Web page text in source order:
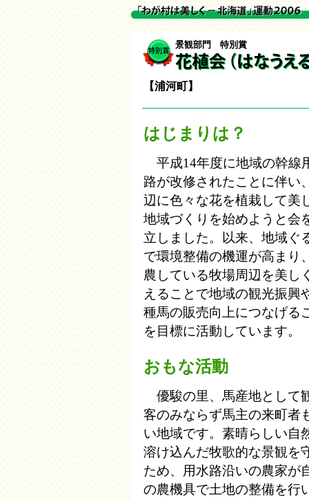
景観部門 特別賞
【浦河町】
はじまりは？
平成14年度に地域の幹線
路が改修されたことに伴い
辺に色々な花を植栽して美
地域づくりを始めようと会
立しました。以来、地域ぐ
で環境整備の機運が高まり
農している牧場周辺を美し
えることで地域の観光振興
種馬の販売向上につなげる
を目標に活動しています。
おもな活動
優駿の里、馬産地として
客のみならず馬主の来町者
い地域です。素晴らしい自
溶け込んだ牧歌的な景観を
ため、用水路沿いの農家が
の農機具で土地の整備を行